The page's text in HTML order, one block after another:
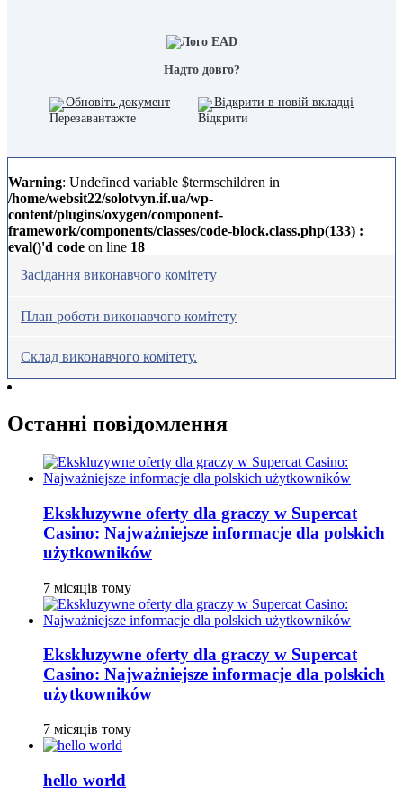
Надто довго?
Обновіть документ | Відкрити в новій вкладці
Warning: Undefined variable $termschildren in
/home/websit22/solotvyn.if.ua/wp-
content/plugins/oxygen/component-
framework/components/classes/code-block.class.php(133) :
eval()'d code on line 18
Засідання виконавчого комітету
План роботи виконавчого комітету
Склад виконавчого комітету.
Останні повідомлення
Ekskluzywne oferty dla graczy w Supercat
Casino: Najważniejsze informacje dla polskich
użytkowników
7 місяців тому
Ekskluzywne oferty dla graczy w Supercat
Casino: Najważniejsze informacje dla polskich
użytkowników
7 місяців тому
hello world